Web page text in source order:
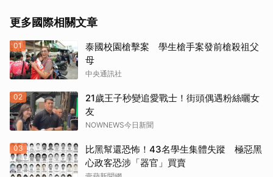
更多國際相關文章
01
泰國校園槍擊案 學生槍手案發前槍殺祖父
母
中央通訊社
02
21歲王子秒變追愛戰士！街頭偶遇粉絲曬女
友
NOWNEWS今日新聞
03
比黑幫還恐怖！43名學生集體失蹤 極惡黑
心政客恐涉「器官」買賣